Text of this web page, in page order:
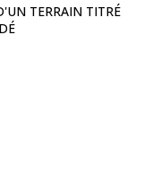
TERRAIN TITRÉ